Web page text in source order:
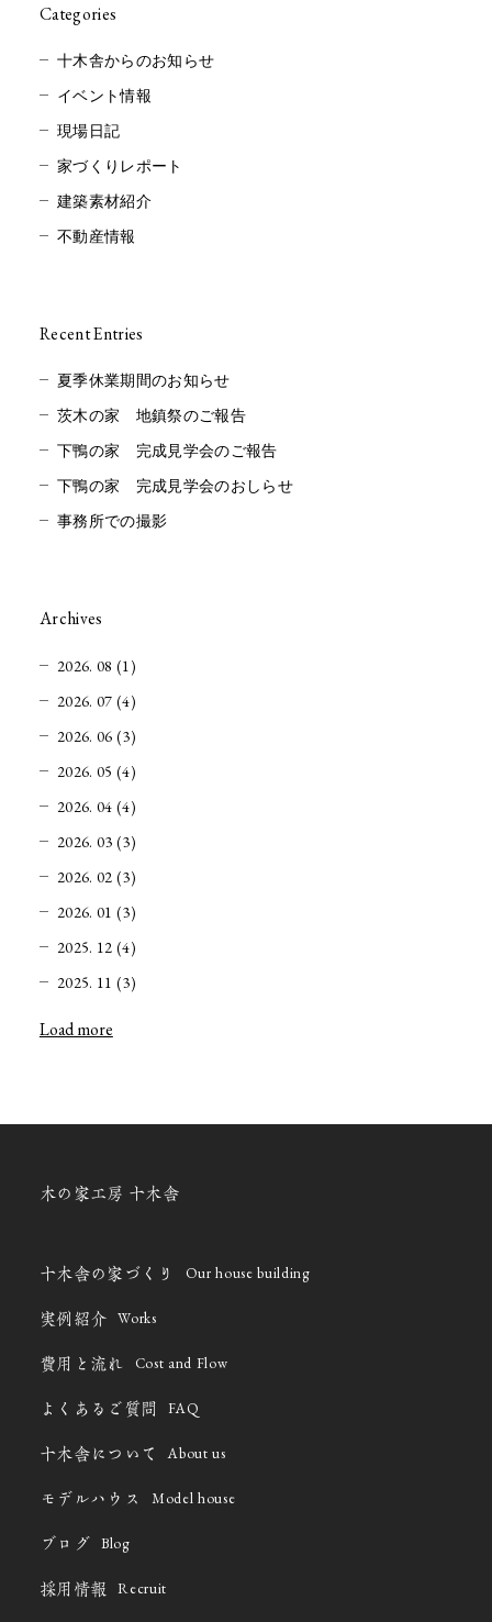
Categories
十木舎からのお知らせ
イベント情報
現場日記
家づくりレポート
建築素材紹介
不動産情報
Recent Entries
夏季休業期間のお知らせ
茨木の家 地鎮祭のご報告
下鴨の家 完成見学会のご報告
下鴨の家 完成見学会のおしらせ
事務所での撮影
Archives
2026. 08 (1)
2026. 07 (4)
2026. 06 (3)
2026. 05 (4)
2026. 04 (4)
2026. 03 (3)
2026. 02 (3)
2026. 01 (3)
2025. 12 (4)
2025. 11 (3)
Load more
木の家工房 十木舎
十木舎の家づくり Our house building
実例紹介 Works
費用と流れ Cost and Flow
よくあるご質問 FAQ
十木舎について About us
モデルハウス Model house
ブログ Blog
採用情報 Recruit